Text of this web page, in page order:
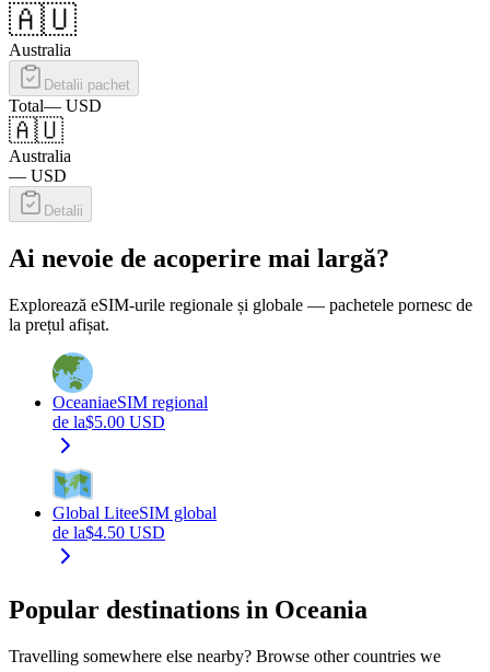
🇦🇺
Australia
Detalii pachet
Total— USD
🇦🇺
Australia
— USD
Detalii
Ai nevoie de acoperire mai largă?
Explorează eSIM-urile regionale și globale — pachetele pornesc de
la prețul afișat.
OceaniaeSIM regional
de la$5.00 USD
Global LiteeSIM global
de la$4.50 USD
Popular destinations in Oceania
Travelling somewhere else nearby? Browse other countries we